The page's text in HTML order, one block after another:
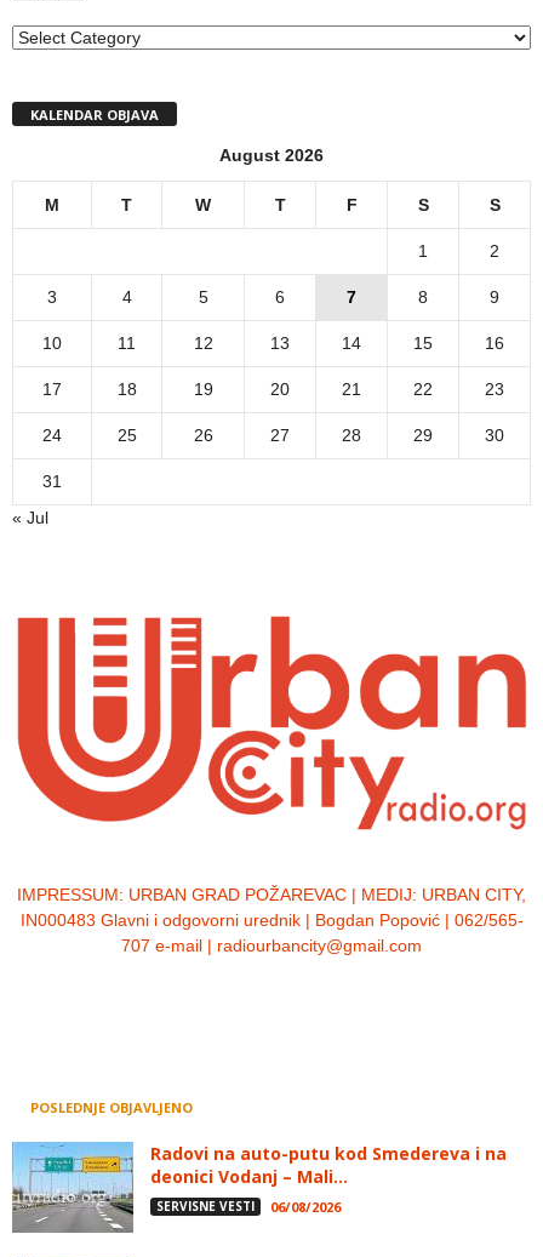
MENI
KALENDAR OBJAVA
August 2026
M T W T F S S
1 2
3 4 5 6 7 8 9
10 11 12 13 14 15 16
17 18 19 20 21 22 23
24 25 26 27 28 29 30
31
« Jul
IMPRESSUM: URBAN GRAD POŽAREVAC | MEDIJ: URBAN CITY,
IN000483 Glavni i odgovorni urednik | Bogdan Popović | 062/565-
707 e-mail | radiourbancity@gmail.com
POSLEDNJE OBJAVLJENO
Radovi na auto-putu kod Smedereva i na
deonici Vodanj – Mali...
SERVISNE VESTI 06/08/2026